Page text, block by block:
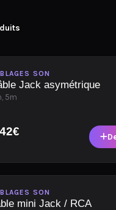
SON
Jack asymétrique
5m
€
SON
mini Jack / RCA